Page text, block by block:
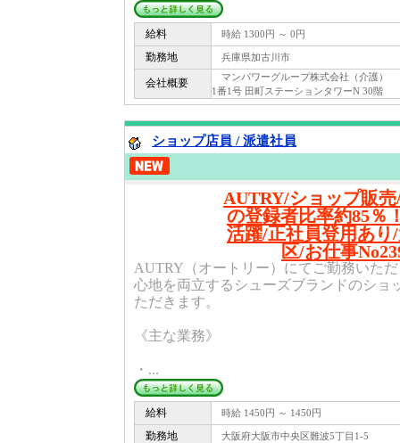
給料 時給 1300円 ～ 0円
勤務地 兵庫県加古川市
会社概要
マンパワーグループ株式会社（介護
1番1号 田町ステーションタワーN 30階
ショップ店員 / 派遣社員
AUTRY/ショップ販売
の登録者比率約85％
活躍/正社員登用あり
区/お仕事
AUTRY（オートリー）にてご勤務いた
心地を両立するシューズブランドのショ
ただきます。
《主な業務》
・...
給料 時給 1450円 ～ 1450円
勤務地 大阪府大阪市中央区難波5丁目1-5